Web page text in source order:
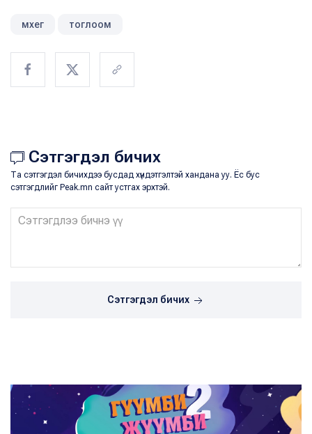
мхег тоглоом
Сэтгэгдэл бичих
Та сэтгэгдэл бичихдээ бусдад хүндэтгэлтэй хандана уу. Ёс бус
сэтгэгдлийг Peak.mn сайт устгах эрхтэй.
Сэтгэгдэл бичих